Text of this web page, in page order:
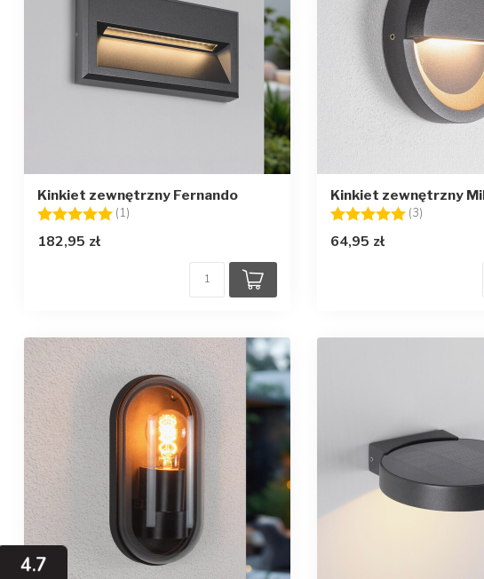
Kinkiet zewnętrzny Fernando
Ocena:
(1)
182,95 zł
Kinkiet zewnętrzny
Ocena:
(3)
64,95 zł
4.7